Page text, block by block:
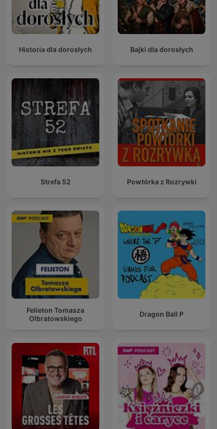
Historia dla dorosłych Bajki dla dorosłych
Strefa 52 Powtórka z Rozrywki
Felieton Tomasza
Olbratowskiego
Dragon Ball P